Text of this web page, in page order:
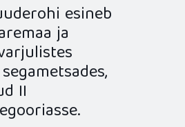
esineb
ja
II